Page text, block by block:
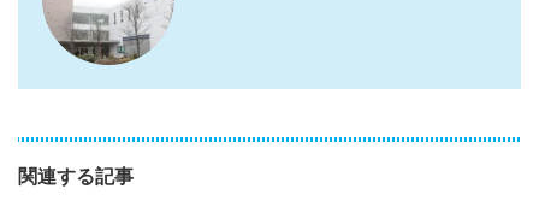
関連する記事